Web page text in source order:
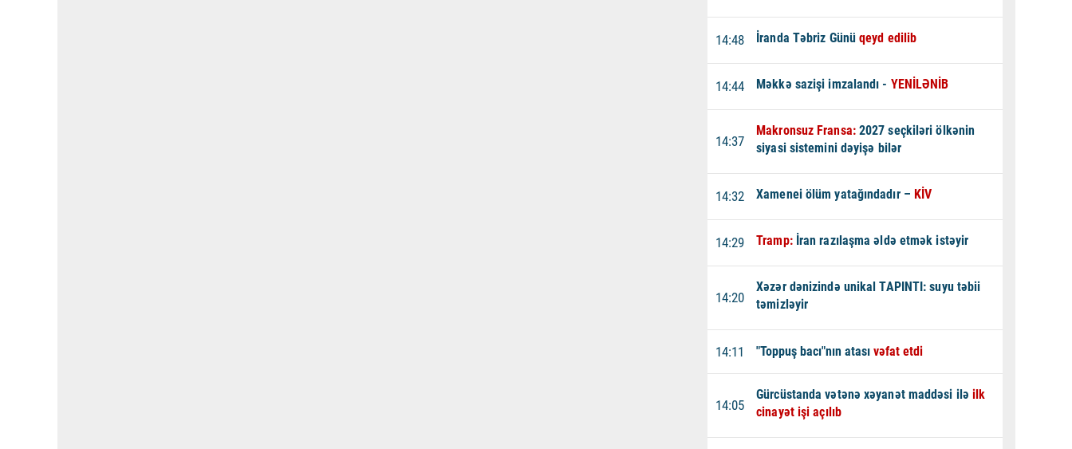
14:48 İranda Təbriz Günüqeyd edilib
14:44 Məkkə sazişi imzalandı - YENİLƏNİB
14:37
Makronsuz Fransa: 2027 seçkiləri ölkənin
siyasi sistemini dəyişə bilər
14:32 Xamenei ölüm yatağındadır – KİV
14:29 Tramp: İran razılaşma əldə etmək istəyir
14:20
Xəzər dənizində unikal TAPINTI: suyu təbii
təmizləyir
14:11 "Toppuş bacı"nın atasıvəfat etdi
14:05
Gürcüstanda vətənə xəyanət maddəsi iləilk
cinayət işi açılıb